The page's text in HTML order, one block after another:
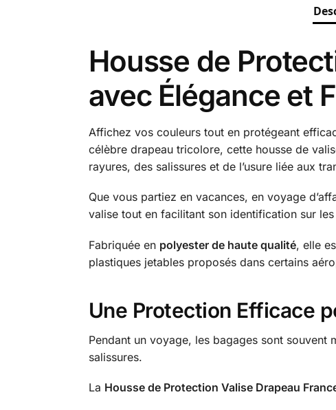
Housse de
avec Élégance et
Affichez vos couleurs tout en protégeant
célèbre drapeau tricolore, cette housse de
rayures, des salissures et de l’usure liée aux
Que vous partiez en vacances, en voyage
valise tout en facilitant son identification sur
Fabriquée en polyester de haute qualité, elle
plastiques jetables proposés dans certains
Une Protection Efficace
Pendant un voyage, les bagages sont
salissures.
La Housse de Protection Valise Drapeau